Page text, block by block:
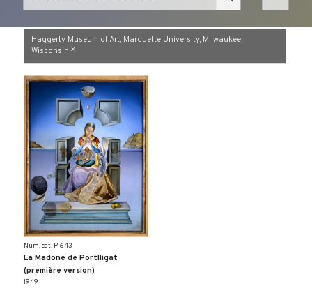
Haggerty Museum of Art, Marquette University, Milwaukee,
Wisconsin
Num. cat. P 643
La Madone de Portlligat
(première version)
1949